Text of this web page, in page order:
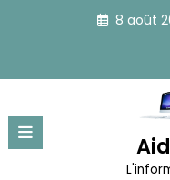
8 août